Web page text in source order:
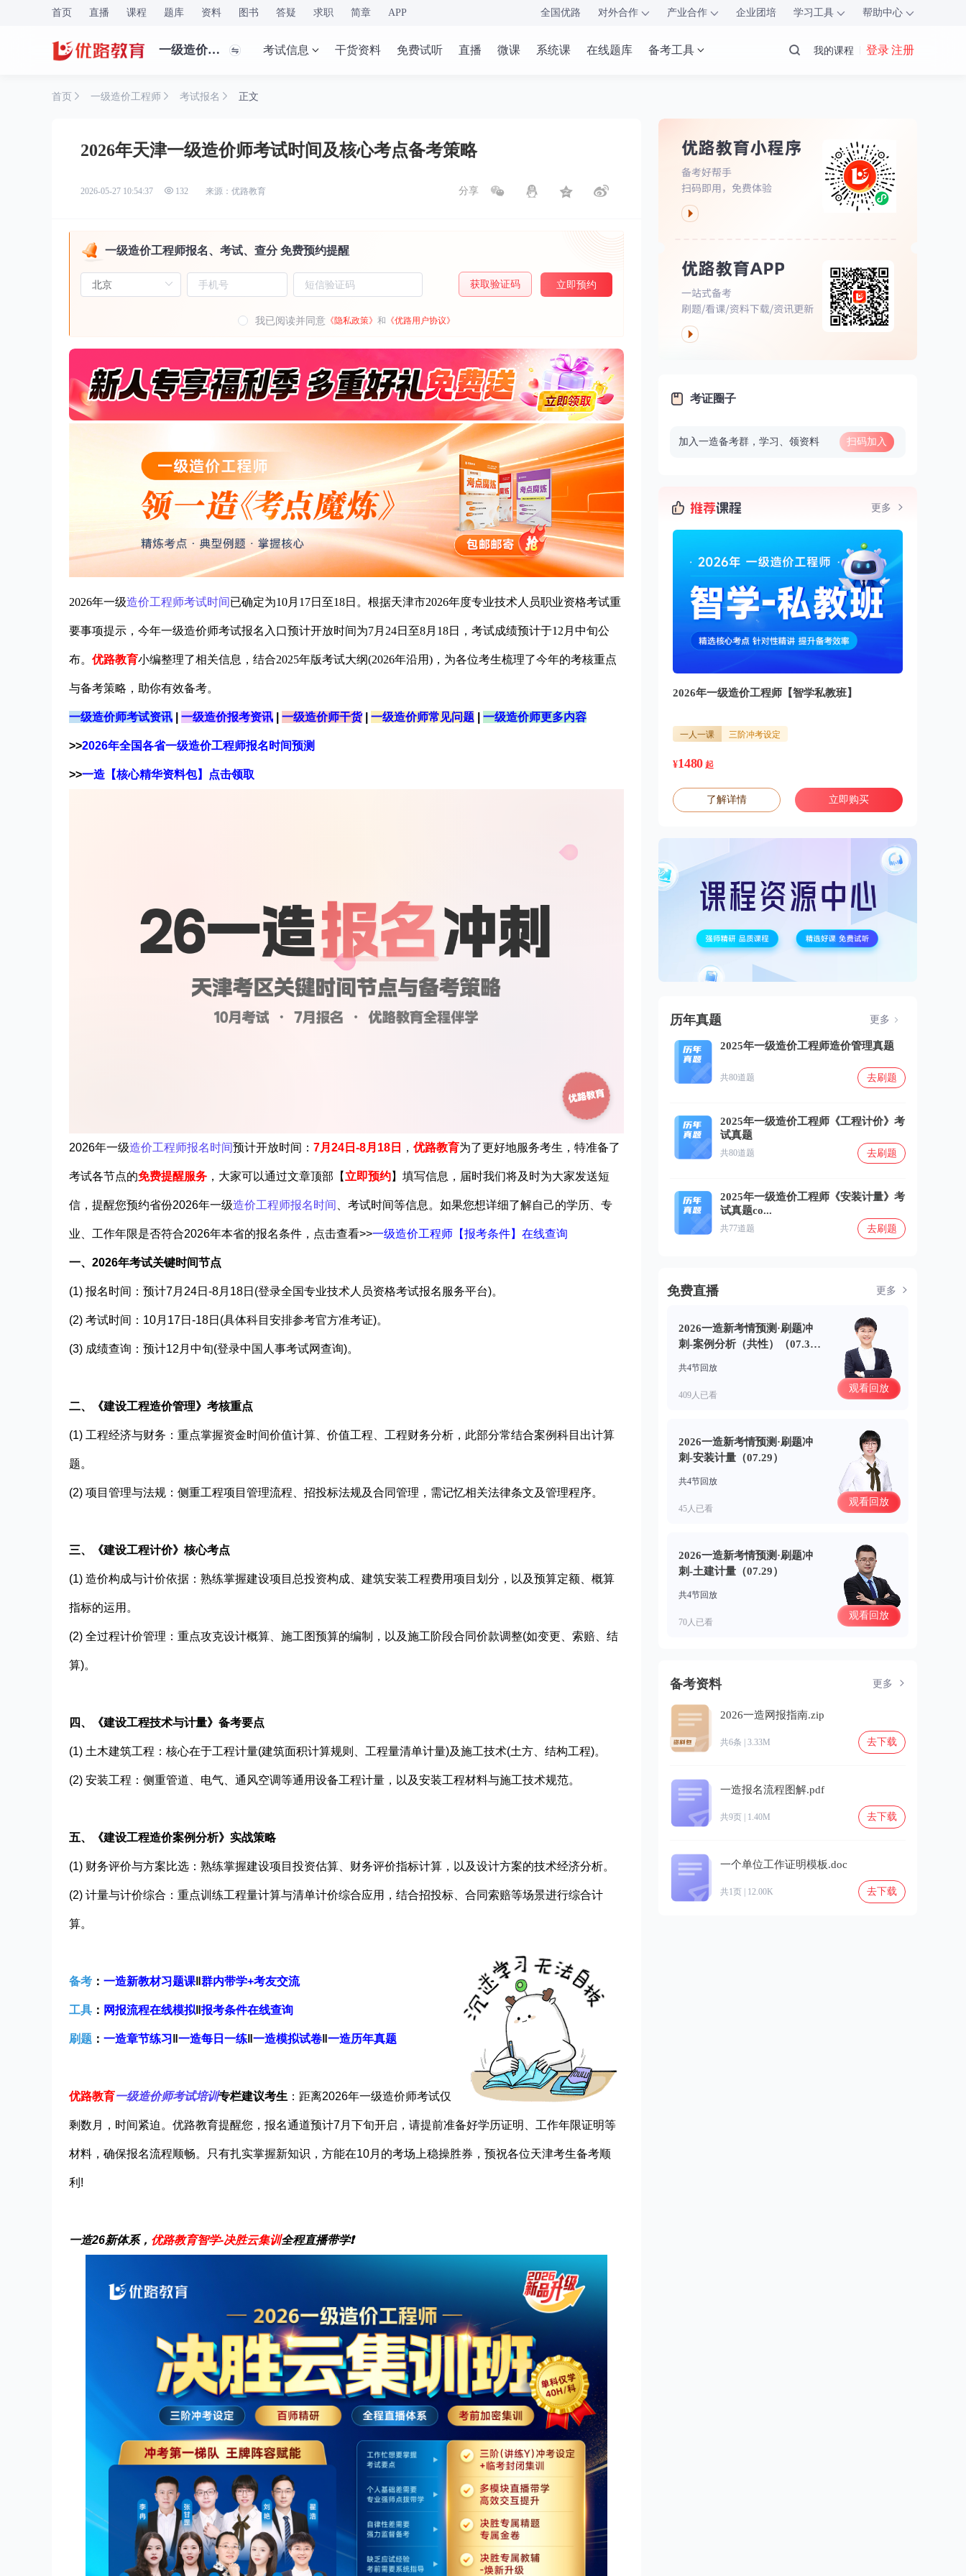
首页 直播 课程 题库 资料 图书 答疑 求职 简章 APP 全国优路 对外合作 产业合作 企业团培 学习工具 帮助中心
一级造价工程师 考试信息 干货资料 免费试听 直播 微课 系统课 在线题库 备考工具 我的课程 登录 注册
首页 一级造价工程师 考试报名 正文
2026年天津一级造价师考试时间及核心考点备考策略
2026-05-27 10:54:37 132 来源：优路教育 分享
一级造价工程师报名、考试、查分 免费预约提醒
获取验证码 立即预约
我已阅读并同意 《隐私政策》 和 《优路用户协议》
2026年一级造价工程师考试时间已确定为10月17日至18日。根据天津市2026年度专业技术人员职业资格考试重
要事项提示，今年一级造价师考试报名入口预计开放时间为7月24日至8月18日，考试成绩预计于12月中旬公
布。 优路教育小编整理了相关信息，结合2025年版考试大纲(2026年沿用)，为各位考生梳理了今年的考核重点
与备考策略，助你有效备考。
一级造价师考试资讯 一级造价报考资讯 一级造价师干货 一级造价师常见问题 一级造价师更多内容
>>2026年全国各省一级造价工程师报名时间预测
>>一造【核心精华资料包】点击领取
2026年一级造价工程师报名时间预计开放时间： 7月24日-8月18日 ， 优路教育为了更好地服务考生，特准备了
考试各节点的免费提醒服务 ， 大家可以通过文章顶部【 立即预约】填写信息，届时我们将及时为大家发送短
信，提醒您预约省份2026年一级造价工程师报名时间 、考试时间等信息。如果您想详细了解自己的学历、专
业、工作年限是否符合2026年本省的报名条件，点击查看>>一级造价工程师【报考条件】在线查询
一、2026年考试关键时间节点
(1) 报名时间：预计7月24日-8月18日(登录全国专业技术人员资格考试报名服务平台)。
(2) 考试时间：10月17日-18日(具体科目安排参考官方准考证)。
(3) 成绩查询：预计12月中旬(登录中国人事考试网查询)。
二、《建设工程造价管理》考核重点
(1) 工程经济与财务：重点掌握资金时间价值计算、价值工程、工程财务分析，此部分常结合案例科目出计算
题。
(2) 项目管理与法规：侧重工程项目管理流程、招投标法规及合同管理，需记忆相关法律条文及管理程序。
三、‌《建设工程计价》核心考点
(1) 造价构成与计价依据：熟练掌握建设项目总投资构成、建筑安装工程费用项目划分，以及预算定额、概算
指标的运用。
(2) 全过程计价管理：重点攻克设计概算、施工图预算的编制，以及施工阶段合同价款调整(如变更、索赔、结
算)。
四、《建设工程技术与计量》备考要点
(1) 土木建筑工程：核心在于工程计量(建筑面积计算规则、工程量清单计量)及施工技术(土方、结构工程)。
(2) 安装工程：侧重管道、电气、通风空调等通用设备工程计量，以及安装工程材料与施工技术规范。
五、‌《建设工程造价案例分析》实战策略
(1) 财务评价与方案比选：熟练掌握建设项目投资估算、财务评价指标计算，以及设计方案的技术经济分析。
(2) 计量与计价综合：重点训练工程量计算与清单计价综合应用，结合招投标、合同索赔等场景进行综合计
算。
备考 ： 一造新教材习题课 群内带学+考友交流
工具 ： 网报流程在线模拟 报考条件在线查询
刷题 ： 一造章节练习 一造每日一练 一造模拟试卷 一造历年真题
优路教育一级造价师考试培训专栏建议考生 ：距离2026年一级造价师考试仅
剩数月，时间紧迫。优路教育提醒您，报名通道预计7月下旬开启，请提前准备好学历证明、工作年限证明等
材料，确保报名流程顺畅。只有扎实掌握新知识，方能在10月的考场上稳操胜券，预祝各位天津考生备考顺
利!
一造26新体系， 优路教育智学-决胜云集训全程直播带学❗
考证圈子
加入一造备考群，学习、领资料 扫码加入
更多
2026年一级造价工程师【智学私教班】
一人一课 三阶冲考设定
¥1480 起
了解详情 立即购买
历年真题 更多
2025年一级造价工程师造价管理真题
共80道题 去刷题
2025年一级造价工程师《工程计价》考
试真题
共80道题 去刷题
2025年一级造价工程师《安装计量》考
试真题co...
共77道题 去刷题
免费直播 更多
2026一造新考情预测·刷题冲
刺-案例分析（共性）（07.3
共4节回放
409人已看
观看回放
2026一造新考情预测·刷题冲
刺-安装计量（07.29）
共4节回放
45人已看
观看回放
2026一造新考情预测·刷题冲
刺-土建计量（07.29）
共4节回放
70人已看
观看回放
备考资料 更多
2026一造网报指南.zip
共6条 | 3.33M 去下载
一造报名流程图解.pdf
共9页 | 1.40M 去下载
一个单位工作证明模板.doc
共1页 | 12.00K 去下载